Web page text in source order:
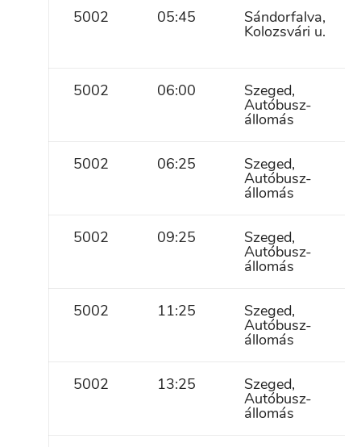
5002 05:45 Sándorfalva,
Kolozsvári u.
5002 06:00 Szeged,
Autóbusz-
állomás
5002 06:25 Szeged,
Autóbusz-
állomás
5002 09:25 Szeged,
Autóbusz-
állomás
5002 11:25 Szeged,
Autóbusz-
állomás
5002 13:25 Szeged,
Autóbusz-
állomás